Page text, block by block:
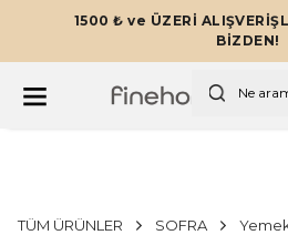
1500 ₺ ve ÜZERİ
BİZDEN!
TÜM ÜRÜNLER SOFRA Yemek